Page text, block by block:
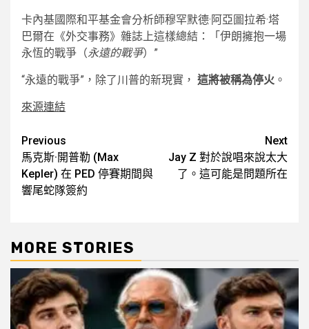
卡內基國際和平基金會分析師穆罕默德·阿亞圖拉希·塔
巴爾在《外交事務》雜誌上這樣總結：「伊朗擁抱一場
永恆的戰爭（永遠的戰爭）”
“永遠的戰爭”，除了川普的新現實， 這將被稱為停火 。
來源連結
Post
navigation
Previous
馬克斯·開普勒 (Max
Kepler) 在 PED 停賽期間與
響尾蛇隊簽約
Next
Jay Z 對於說唱來說太大
了。這可能是問題所在
MORE STORIES